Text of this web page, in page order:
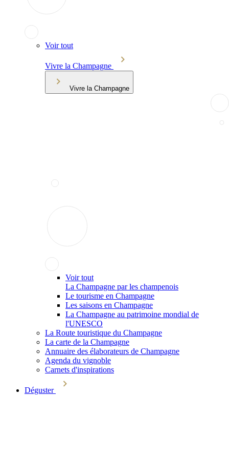
Voir tout
Vivre la Champagne
Vivre la Champagne
Voir tout
La Champagne par les champenois
Le tourisme en Champagne
Les saisons en Champagne
La Champagne au patrimoine mondial de
l'UNESCO
La Route touristique du Champagne
La carte de la Champagne
Annuaire des élaborateurs de Champagne
Agenda du vignoble
Carnets d'inspirations
Déguster